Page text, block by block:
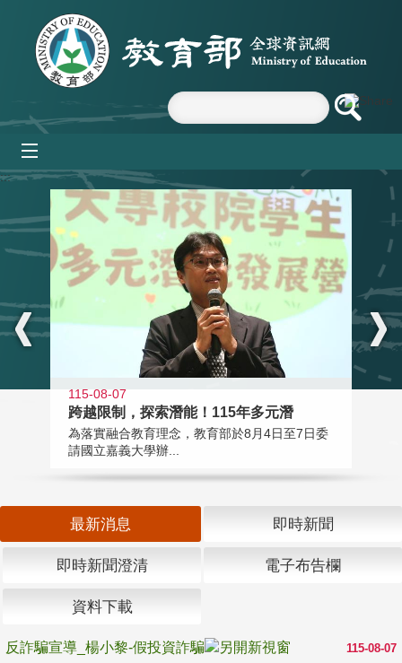
跳到主要內容區塊
:::
115-08-07
跨越限制，探索潛能！115年多元潛
為落實融合教育理念，教育部於8月4日至7日委
請國立嘉義大學辦...
最新消息 即時新聞
即時新聞澄清 電子布告欄
資料下載
115-08-07
反詐騙宣導_楊小黎-假投資詐騙